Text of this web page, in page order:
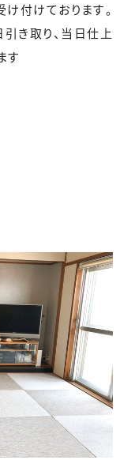
付けております。
き取り、当日仕上
す